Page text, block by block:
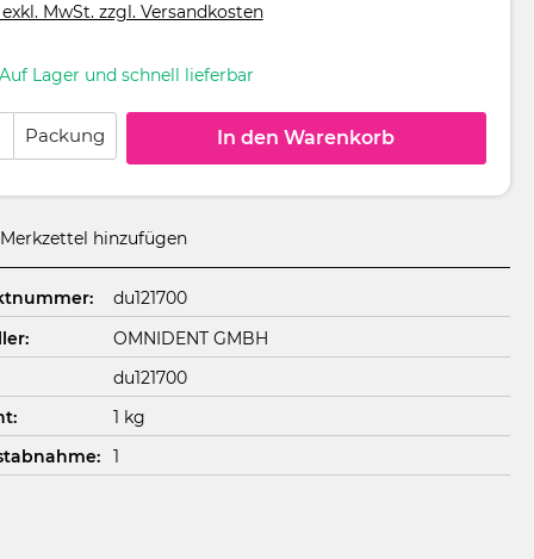
MwSt. zzgl. Versandkosten
Auf Lager und schnell lieferbar
Packung In den Warenkorb
hinzufügen
du121700
OMNIDENT GMBH
du121700
1 kg
1